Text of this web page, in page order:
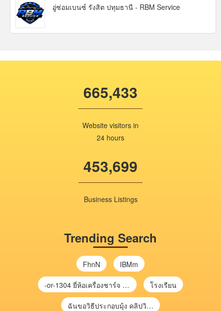
อู่ซ่อมเบนซ์ รังสิต ปทุมธานี - RBM Service
665,433
Website visitors in
24 hours
453,699
Business Listings
Trending Search
FhnN IBMm
-or-1304 ยี่ห้อเครื่องชาร์จ chargecore โรงเรียน
ฉันขอวิธีประกอบมุ้ง คลิปวิดีโอ การประกอบมุ้ง